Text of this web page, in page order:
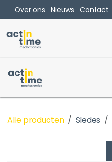
Overslaan naar inhoud
Over ons Nieuws Contact
Alle producten Sledes